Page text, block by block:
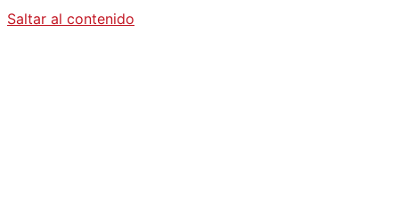
Saltar al contenido